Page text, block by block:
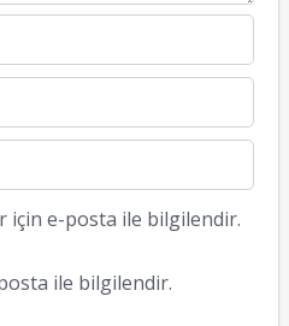
için e-posta ile bilgilendir.
ile bilgilendir.